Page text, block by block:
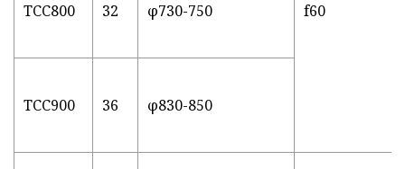
f60
TCC800 32 φ730-750
TCC900 36 φ830-850